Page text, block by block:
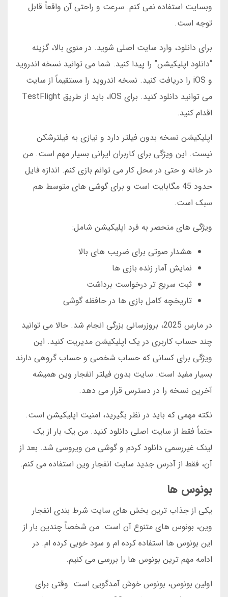
وبسایت استفاده نمی کنم. سرعت و راحتی آن واقعاً قابل
توجه است.
برای دانلود، وارد سایت اصلی شوید. در منوی بالا، گزینه
“دانلود اپلیکیشن” را پیدا کنید. شما می توانید نسخه اندروید
و iOS را دریافت کنید. نسخه اندروید را مستقیماً از سایت
می توانید دانلود کنید. برای iOS، باید از طریق TestFlight
اقدام کنید.
اپلیکیشن نسخه بدون فیلتر دارد و نیازی به فیلترشکن
نیست. این ویژگی برای کاربران ایرانی بسیار مهم است. من
در خانه و حتی در محل کار می توانم بازی کنم. اندازه فایل
حدود 45 مگابایت است و برای گوشی های متوسط هم
سبک است.
ویژگی های منحصر به فرد اپلیکیشن شامل:
هشدار صوتی برای ضریب های بالا
نمایش آمار زنده بازی ها
ثبت سریع تر درخواست برداشت
تاریخچه کامل بازی ها در حافظه گوشی
در مارس 2025، بروزرسانی بزرگی انجام شد. حالا می توانید
چند حساب کاربری در یک اپلیکیشن مدیریت کنید. این
ویژگی برای کسانی که حساب شخصی و حساب گروهی دارند
بسیار مفید است. سایت بدون فیلتر انفجار وین همیشه
آخرین نسخه را در دسترس قرار می دهد.
نکته مهمی که باید در نظر بگیرید، امنیت اپلیکیشن است.
حتماً فقط از سایت اصلی دانلود کنید. من یک بار از یک
لینک غیررسمی دانلود کردم و گوشی من ویروسی شد. بعد از
آن، فقط از آدرس جدید سایت انفجار وین استفاده می کنم.
بونوس ها
یکی از جذاب ترین بخش های سایت شرط بندی انفجار
وین، بونوس های متنوع آن است. من شخصاً چندین بار از
این بونوس ها استفاده کرده ام و سود خوبی کرده ام. در
ادامه مهم ترین بونوس ها را بررسی می کنیم.
اولین بونوس، بونوس خوش آمدگویی است. وقتی برای